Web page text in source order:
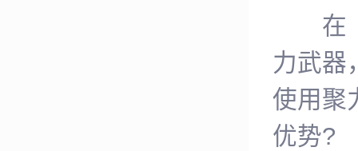
在《
力武器
使用聚
优势?